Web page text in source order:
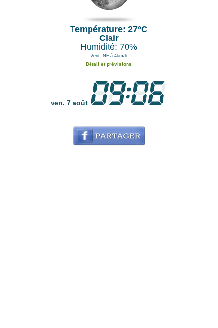
Température: 27°C
Clair
Humidité: 70%
Vent: NE à 4km/h
Détail et prévisions
ven. 7 août